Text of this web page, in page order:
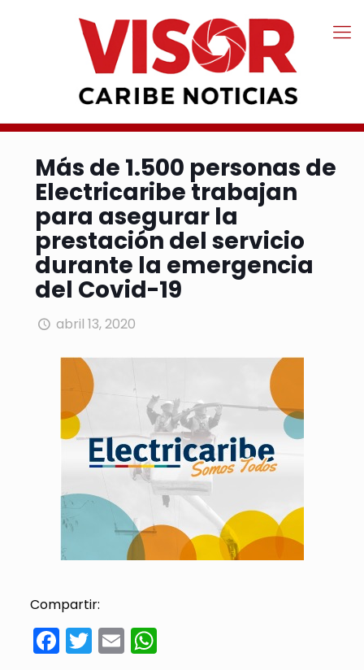
Más de 1.500 personas de
Electricaribe trabajan
para asegurar la
prestación del servicio
durante la emergencia
del Covid-19
abril 13, 2020
Compartir:
Facebook
Twitter
EmailWhatsApp